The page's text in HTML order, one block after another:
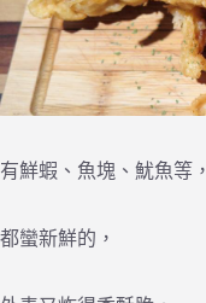
有鮮蝦、魚塊、魷魚等，
都蠻新鮮的，